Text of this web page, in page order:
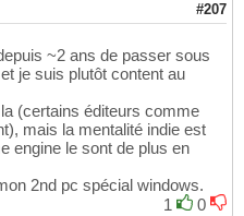
#207
~2 ans de passer sous
je suis plutôt content au
(certains éditeurs comme
mais la mentalité indie est
engine le sont de plus en
2nd pc spécial windows.
1
0